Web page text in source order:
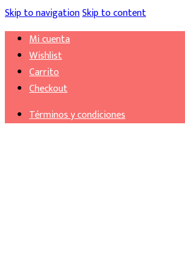
Skip to navigationSkip to content
Mi cuenta
Wishlist
Carrito
Checkout
Términos y condiciones